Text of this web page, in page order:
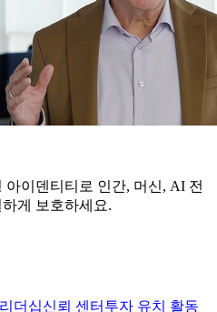
이덴티티로 인간, 머신, AI 전
게 보호하세요.
리더십신뢰 센터 투자 유치 활동